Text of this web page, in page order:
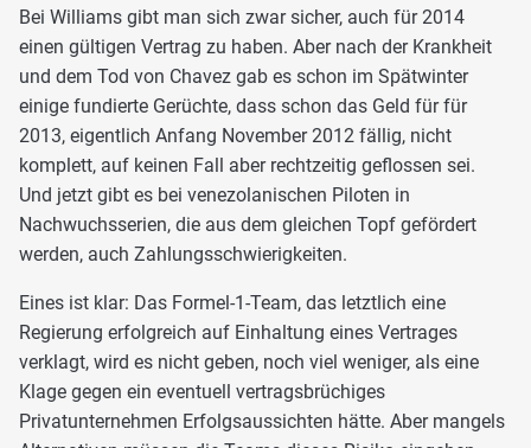
Bei Williams gibt man sich zwar sicher, auch für 2014
einen gültigen Vertrag zu haben. Aber nach der Krankheit
und dem Tod von Chavez gab es schon im Spätwinter
einige fundierte Gerüchte, dass schon das Geld für für
2013, eigentlich Anfang November 2012 fällig, nicht
komplett, auf keinen Fall aber rechtzeitig geflossen sei.
Und jetzt gibt es bei venezolanischen Piloten in
Nachwuchsserien, die aus dem gleichen Topf gefördert
werden, auch Zahlungsschwierigkeiten.
Eines ist klar: Das Formel-1-Team, das letztlich eine
Regierung erfolgreich auf Einhaltung eines Vertrages
verklagt, wird es nicht geben, noch viel weniger, als eine
Klage gegen ein eventuell vertragsbrüchiges
Privatunternehmen Erfolgsaussichten hätte. Aber mangels